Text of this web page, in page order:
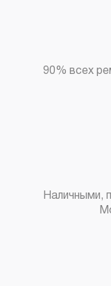
90% всех
Наличными,